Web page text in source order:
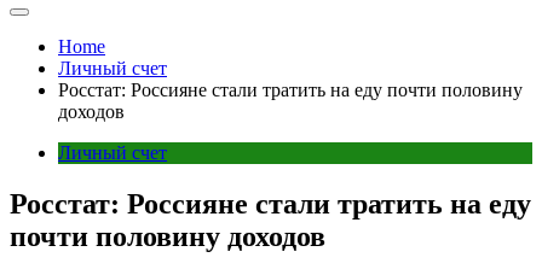
Home
Личный счет
Росстат: Россияне стали тратить на еду почти половину
доходов
Личный счет
Росстат: Россияне стали тратить на еду
почти половину доходов